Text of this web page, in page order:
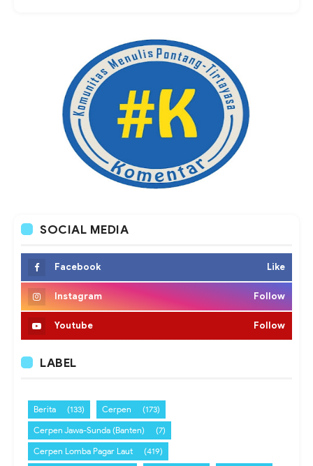
SOCIAL MEDIA
Facebook Like
Instagram Follow
Youtube Follow
LABEL
Berita (133) Cerpen
(173)
Cerpen Jawa-Sunda (Banten)
(7)
Cerpen Lomba Pagar Laut
(419)